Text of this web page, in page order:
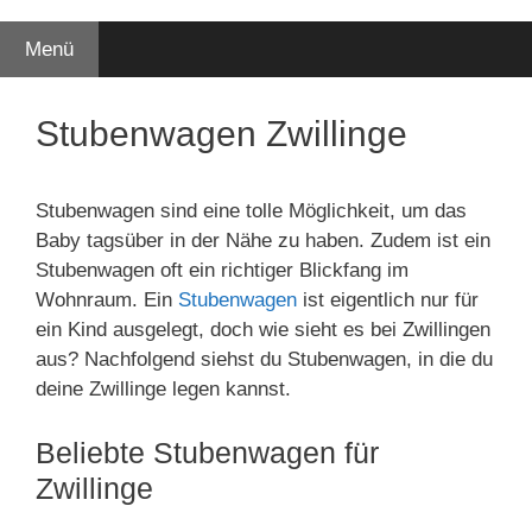
Menü
Stubenwagen Zwillinge
Stubenwagen sind eine tolle Möglichkeit, um das
Baby tagsüber in der Nähe zu haben. Zudem ist ein
Stubenwagen oft ein richtiger Blickfang im
Wohnraum. Ein Stubenwagen ist eigentlich nur für
ein Kind ausgelegt, doch wie sieht es bei Zwillingen
aus? Nachfolgend siehst du Stubenwagen, in die du
deine Zwillinge legen kannst.
Beliebte Stubenwagen für
Zwillinge